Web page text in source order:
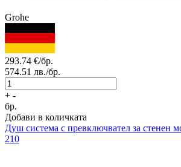
Grohe
293.74 €/бр.
574.51 лв./бр.
+ -
бр.
Добави в количката
Душ система с превключвател за стенен
210